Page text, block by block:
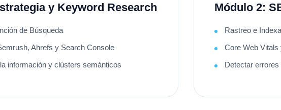
y Keyword Research
de Búsqueda
Ahrefs y Search Console
información y clústers semánticos
Módulo 2:
Rastreo e
Core Web Vitals
Detectar